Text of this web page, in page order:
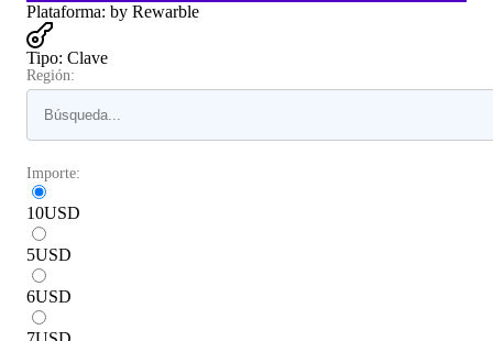
Plataforma: by Rewarble
Tipo: Clave
Región:
Importe:
10USD
5USD
6USD